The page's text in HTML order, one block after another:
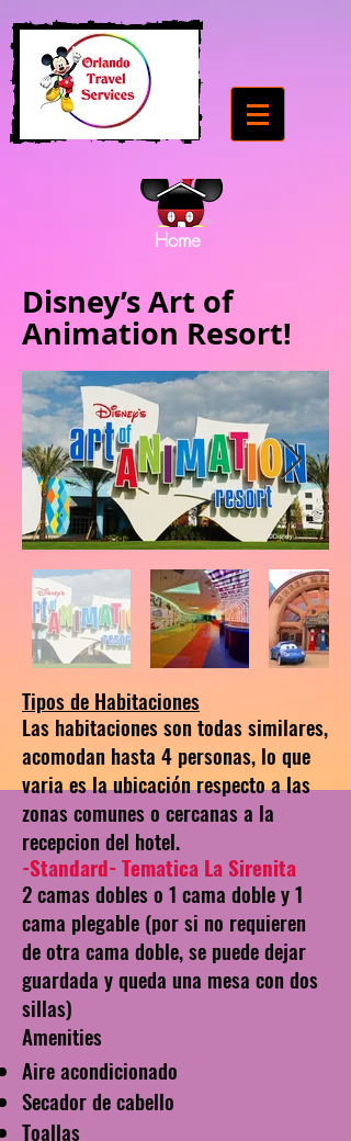
Home
Disney’s Art of
Animation Resort!
Tipos de Habitaciones
Las habitaciones son todas similares,
acomodan hasta 4 personas, lo que
varia es la ubicación respecto a las
zonas comunes o cercanas a la
recepcion del hotel.
-Standard- Tematica La Sirenita
2 camas dobles o 1 cama doble y 1
cama plegable (por si no requieren
de otra cama doble, se puede dejar
guardada y queda una mesa con dos
sillas)
Amenities
Aire acondicionado
Secador de cabello
Toallas